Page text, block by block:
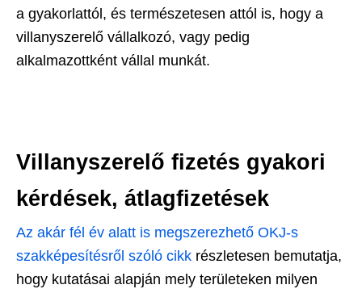
a gyakorlattól, és természetesen attól is, hogy a
villanyszerelő vállalkozó, vagy pedig
alkalmazottként vállal munkát.
Villanyszerelő fizetés gyakori
kérdések, átlagfizetések
Az akár fél év alatt is megszerezhető OKJ-s
szakképesítésről szóló cikk részletesen bemutatja,
hogy kutatásai alapján mely területeken milyen